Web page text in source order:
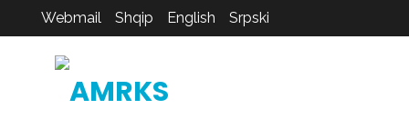
Webmail Shqip English Srpski